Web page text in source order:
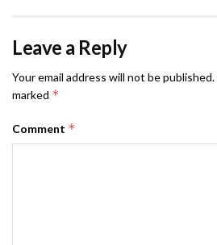
Leave a Reply
Your email address will not be published.
marked *
Comment *